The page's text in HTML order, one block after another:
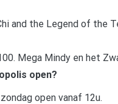
and the Legend of the
Mega Mindy en het
open?
open vanaf 12u.